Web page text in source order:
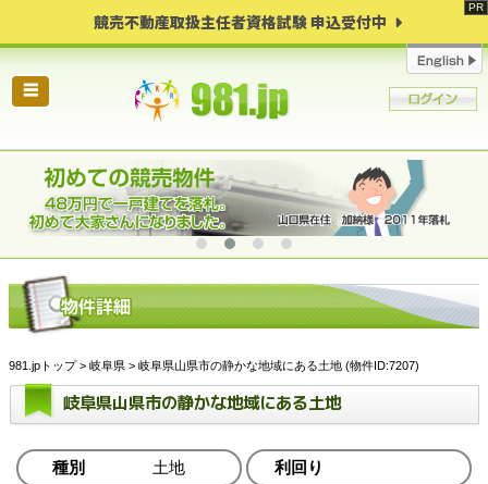
競売不動産取扱主任者資格試験 申込受付中
☰
981.jpトップ> 岐阜県 > 岐阜県山県市の静かな地域にある土地 (物件ID:7207)
岐阜県山県市の静かな地域にある土地
種別 土地 利回り